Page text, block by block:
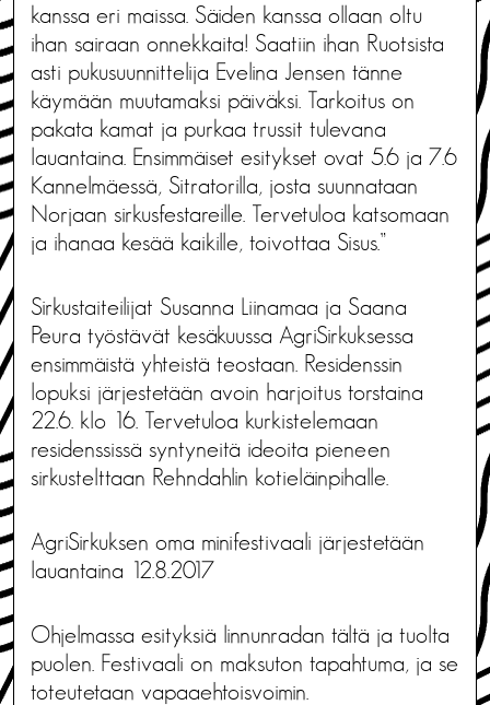
kanssa eri maissa. Säiden kanssa ollaan oltu
ihan sairaan onnekkaita! Saatiin ihan Ruotsista
asti pukusuunnittelija Evelina Jensen tänne
käymään muutamaksi päiväksi. Tarkoitus on
pakata kamat ja purkaa trussit tulevana
lauantaina. Ensimmäiset esitykset ovat 5.6 ja 7.6
Kannelmäessä, Sitratorilla, josta suunnataan
Norjaan sirkusfestareille. Tervetuloa katsomaan
ja ihanaa kesää kaikille, toivottaa Sisus.”
Sirkustaiteilijat Susanna Liinamaa ja Saana
Peura työstävät kesäkuussa AgriSirkuksessa
ensimmäistä yhteistä teostaan. Residenssin
lopuksi järjestetään avoin harjoitus torstaina
22.6. klo 16. Tervetuloa kurkistelemaan
residenssissä syntyneitä ideoita pieneen
sirkustelttaan Rehndahlin kotieläinpihalle.
AgriSirkuksen oma minifestivaali järjestetään
lauantaina 12.8.2017
Ohjelmassa esityksiä linnunradan tältä ja tuolta
puolen. Festivaali on maksuton tapahtuma, ja se
toteutetaan vapaaehtoisvoimin.